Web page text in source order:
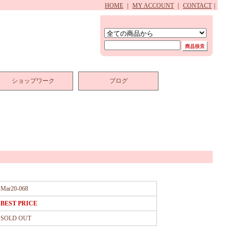
HOME MY ACCOUNT CONTACT
ショップワーク ブログ
Mar20-068
BEST PRICE
SOLD OUT